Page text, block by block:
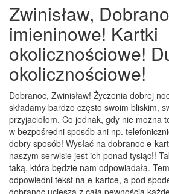
Zwinisław,
imieninowe! Kartki
okolicznościowe!
okolicznościowe!
Dobranoc, Zwinisław! Życzenia dobrej
składamy bardzo często swoim bliskim,
przyjaciołom. Co jednak, gdy nie można
w bezpośredni sposób ani np.
dobry sposób! Wysłać na dobranoc e-
naszym serwisie jest ich ponad tysiąc!!
taką, która będzie nam odpowiadała.
odpowiedni tekst na e-kartce, a pod
dobranoc ucieszą z całą pewnością